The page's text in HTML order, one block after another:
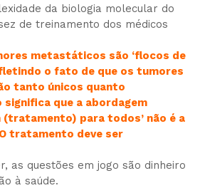
da biologia molecular do
de treinamento dos médicos
metastáticos são ‘flocos de
o fato de que os tumores
tanto únicos quanto
que a abordagem
(tratamento) para todos’ não é a
tratamento deve ser
as questões em jogo são dinheiro
à saúde.